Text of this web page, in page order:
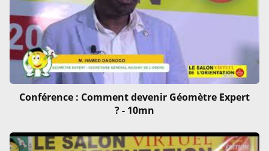
Conférence : Comment devenir Géomètre Expert
? - 10mn